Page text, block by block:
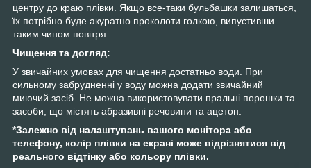
центру до краю плівки. Якщо все-таки бульбашки залишаться,
їх потрібно буде акуратно проколоти голкою, випустивши
таким чином повітря.
Чищення та догляд:
У звичайних умовах для чищення достатньо води. При
сильному забрудненні у воду можна додати звичайний
миючий засіб. Не можна використовувати пральні порошки та
засоби, що містять абразивні речовини та ацетон.
*Залежно від налаштувань вашого монітора або
телефону, колір плівки на екрані може відрізнятися від
реального відтінку або кольору плівки.